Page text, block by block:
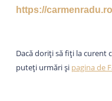
https://
Dacă doriți să fiți la curent
puteți urmări și pagina de